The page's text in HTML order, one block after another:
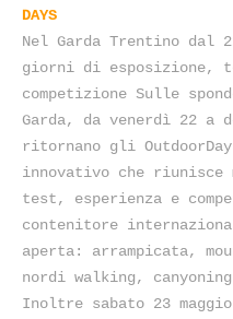
DAYS
Nel Garda Trentino dal
giorni di
competizione Sulle
Garda, da venerdì 22 a
ritornano gli
innovativo che riunisce
test, esperienza e
contenitore
aperta: arrampicata,
nordi walking,
Inoltre sabato 23